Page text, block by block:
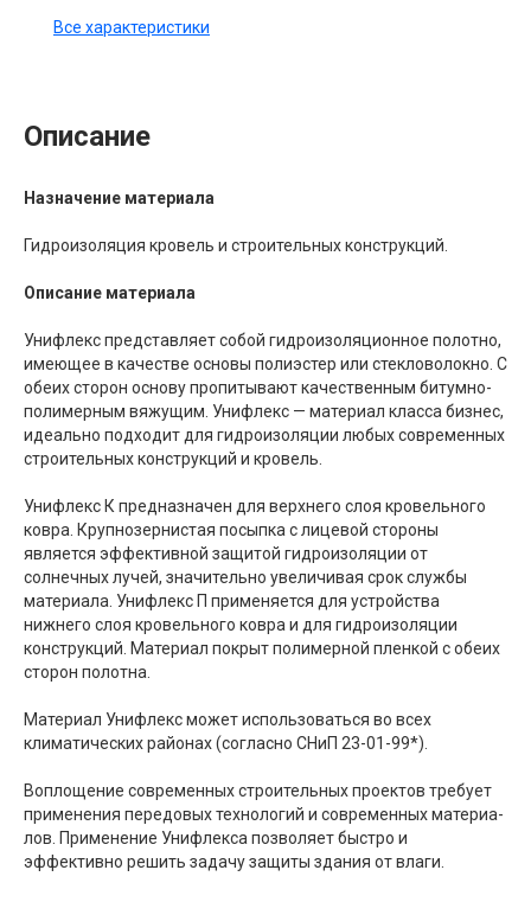
Все характеристики
Описание
Назначение материала
Гидроизоляция кровель и строительных конструкций.
Описание материала
Унифлекс представляет собой гидроизоляционное полотно,
имеющее в качестве основы полиэстер или стекловолокно. С
обеих сторон основу пропитывают качественным битумно-
полимерным вяжущим. Унифлекс — материал класса бизнес,
идеально подходит для гидроизоляции любых современных
строительных конструкций и кровель.
Унифлекс К предназначен для верхнего слоя кровельного
ковра. Крупнозернистая посыпка с лицевой стороны
является эффективной защитой гидроизоляции от
солнечных лучей, значительно увеличивая срок службы
материала. Унифлекс П применяется для устройства
нижнего слоя кровельного ковра и для гидроизоляции
конструкций. Материал покрыт полимерной пленкой с обеих
сторон полотна.
Материал Унифлекс может использоваться во всех
климатических районах (согласно СНиП 23-01-99*).
Воплощение современных строительных проектов требует
применения передовых технологий и современных материа­
лов. Применение Унифлекса позволяет быстро и
эффективно решить задачу защиты здания от влаги.